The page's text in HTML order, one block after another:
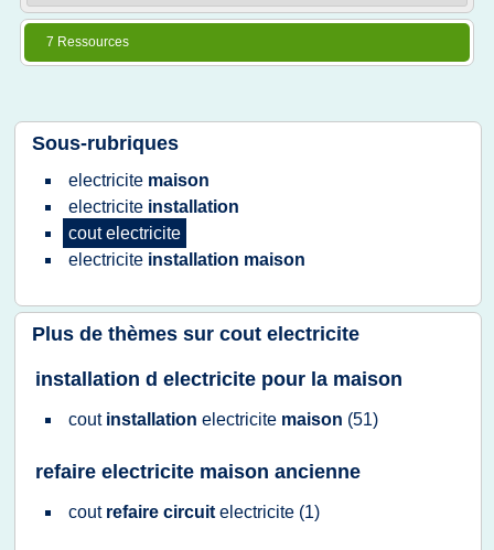
7 Ressources
Sous-rubriques
electricite maison
electricite installation
cout electricite
electricite installation maison
Plus de thèmes sur cout electricite
installation d electricite pour la maison
cout installation electricite maison (51)
refaire electricite maison ancienne
cout refaire circuit electricite (1)